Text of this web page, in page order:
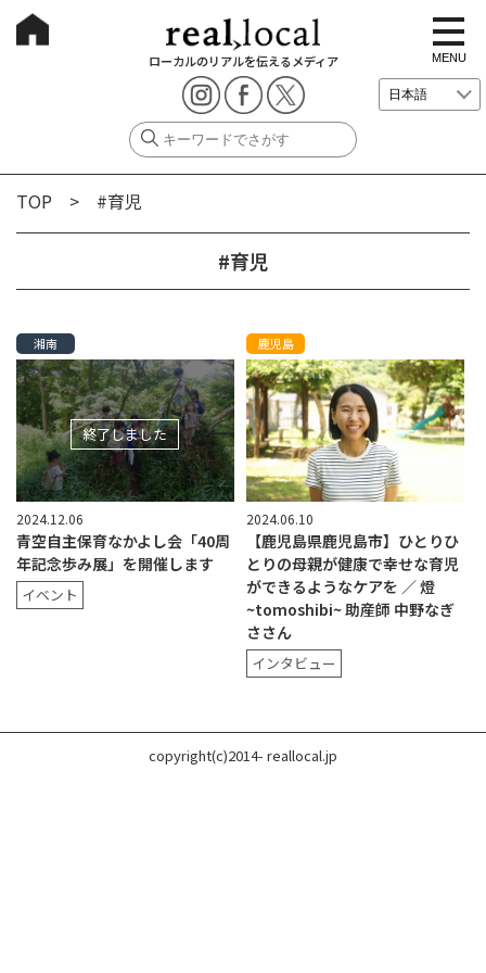
ローカルのリアルを伝えるメディア
t
o
g
g
e
i
i
MENU
TOP > #育児
#育児
湘南
終了しました
2024.12.06
青空自主保育なかよし会「40周
年記念歩み展」を開催します
イベント
鹿児島
2024.06.10
【鹿児島県鹿児島市】ひとりひ
とりの母親が健康で幸せな育児
ができるようなケアを ／ 燈
~tomoshibi~ 助産師 中野なぎ
ささん
インタビュー
copyright(c)2014- reallocal.jp